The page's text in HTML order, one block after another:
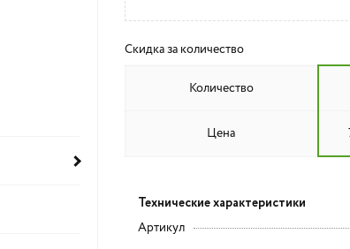
Скидка за количество
Количество
Цена
Технические характеристики
Артикул